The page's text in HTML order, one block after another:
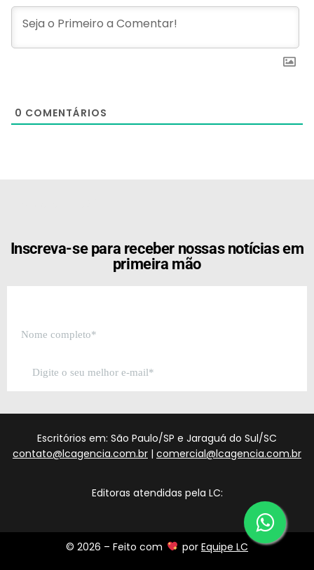
0 COMENTÁRIOS
Inscreva-se para receber nossas notícias em
primeira mão
Escritórios em: São Paulo/SP e Jaraguá do Sul/SC
contato@lcagencia.com.br | comercial@lcagencia.com.br
Editoras atendidas pela LC:
© 2026 – Feito com por Equipe LC